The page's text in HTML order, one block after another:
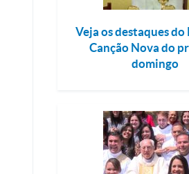
Veja os destaques
Canção Nova do
domingo